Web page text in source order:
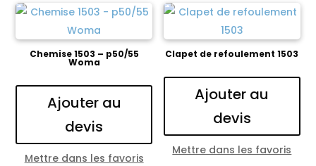
Chemise 1503 – p50/55
Woma
Ajouter au
devis
Mettre dans les favoris
Clapet de refoulement 1503
Ajouter au
devis
Mettre dans les favoris